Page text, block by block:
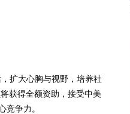
扩大心胸与视野，培养社
获得全额资助，接受中美
竞争力。